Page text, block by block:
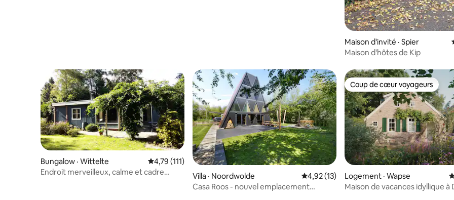
Maison d'invité · Spier
Maison d'hôtes de Kip
Bungalow · Wittelte Note moyenne de 4,79 sur 5, 111 commentaires
4,79 (111)
Endroit merveilleux, calme et cadre
Villa · Noordwolde Note moyenne de 4,92 sur 5, 13
4,92 (13)
Casa Roos - nouvel emplacement
Coup de cœur voyageurs
Coup de cœur voyageurs
Logement · Wapse
Maison de vacances idyllique à